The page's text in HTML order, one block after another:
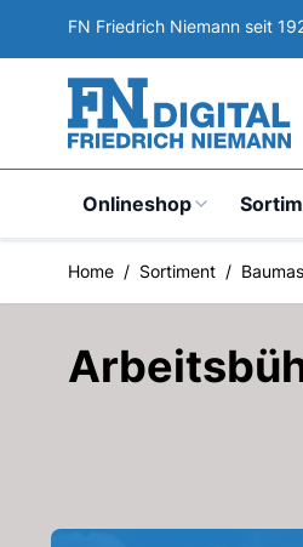
Direkt zum Inhalt
FN Friedrich Niemann seit
Onlineshop
Home / Sortiment /